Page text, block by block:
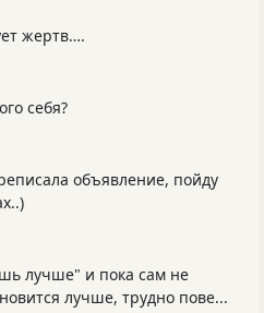
жертв….
себя?
объявление, пойду
лучше" и пока сам не
лучше, трудно пове...